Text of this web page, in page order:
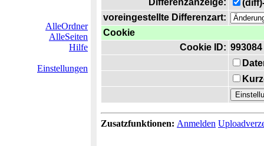
AlleOrdner
AlleSeiten
Hilfe
Einstellungen
Differenzanzeige:
voreingestellte Differenzart:
Cookie
Cookie ID: 993084
Zusatzfunktionen: Anmelden